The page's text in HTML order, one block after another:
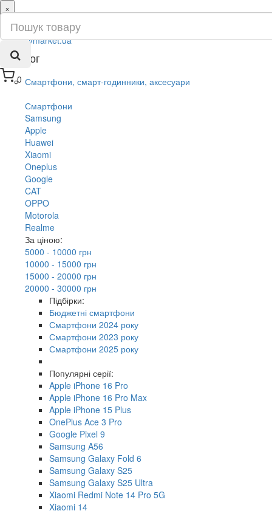
0
×
ru
ua
Каталог
Смартфони, смарт-годинники, аксесуари
Смартфони
Samsung
Apple
Huawei
Xiaomi
Oneplus
Google
CAT
OPPO
Motorola
Realme
За ціною:
5000 - 10000 грн
10000 - 15000 грн
15000 - 20000 грн
20000 - 30000 грн
Підбірки:
Бюджетні смартфони
Смартфони 2024 року
Смартфони 2023 року
Смартфони 2025 року
Популярні серії:
Apple iPhone 16 Pro
Apple iPhone 16 Pro Max
Apple iPhone 15 Plus
OnePlus Ace 3 Pro
Google Pixel 9
Samsung A56
Samsung Galaxy Fold 6
Samsung Galaxy S25
Samsung Galaxy S25 Ultra
Xiaomi Redmi Note 14 Pro 5G
Xiaomi 14